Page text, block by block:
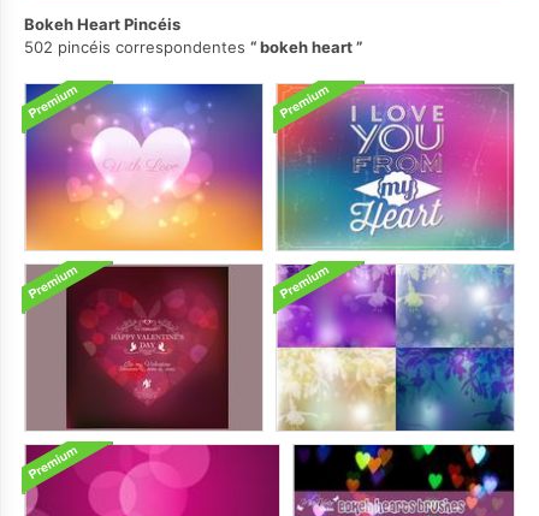
Bokeh Heart Pincéis
502 pincéis correspondentes
bokeh heart